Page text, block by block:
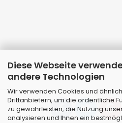
Diese Webseite
andere Technologien
Wir verwenden Cookies und
Drittanbietern, um die ordentliche
zu gewährleisten, die Nutzung
analysieren und Ihnen ein